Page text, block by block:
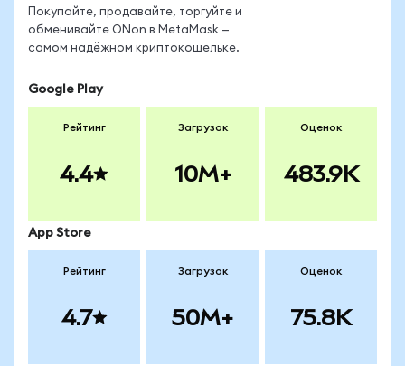
Покупайте, продавайте, торгуйте и
обменивайте ONon в MetaMask —
самом надёжном криптокошельке.
Google Play
Рейтинг
4.4
Загрузок
10M+
Оценок
483.9K
App Store
Рейтинг
4.7
Загрузок
50M+
Оценок
75.8K